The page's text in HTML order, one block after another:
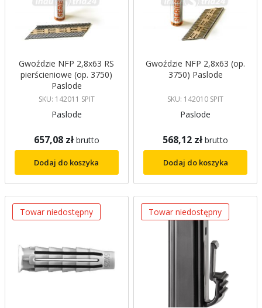
Gwoździe NFP 2,8x63 RS
pierścieniowe (op. 3750)
Paslode
SKU: 142011 SPIT
Paslode
657,08 zł brutto
Dodaj do koszyka
Gwoździe NFP 2,8x63 (op.
3750) Paslode
SKU: 142010 SPIT
Paslode
568,12 zł brutto
Dodaj do koszyka
Towar niedostępny Towar niedostępny